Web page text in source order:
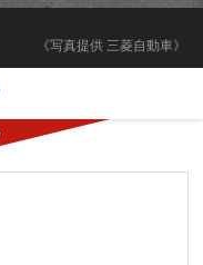
《写真提供 三菱自動車》